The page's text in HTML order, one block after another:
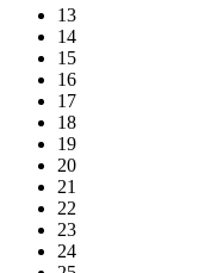
13
14
15
16
17
18
19
20
21
22
23
24